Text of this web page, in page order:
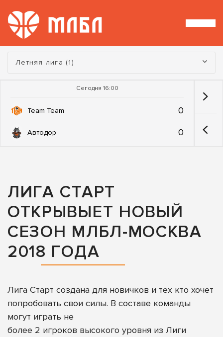
Турнир:
Летняя лига (1)
Сегодня 16:00
Team Team 0
Автодор 0
ЛИГА СТАРТ
ОТКРЫВЫЕТ НОВЫЙ
СЕЗОН МЛБЛ-МОСКВА
2018 ГОДА
Лига Старт создана для новичков и тех кто хочет
попробовать свои силы. В составе команды
могут играть не
более 2 игроков высокого уровня из Лиги